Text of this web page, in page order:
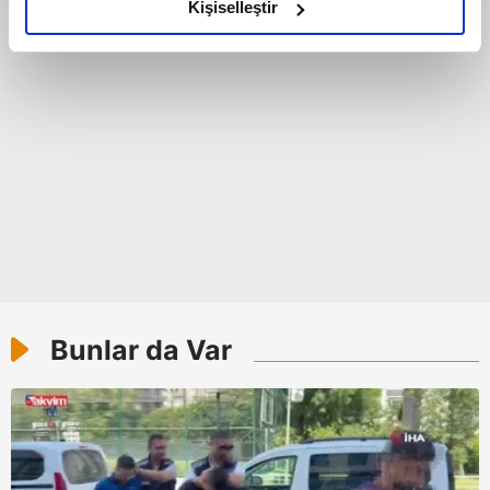
olduğunu ve sizlere en iyi içerikleri sunabilmek adına
elimizden gelen çabayı gösterdiğimizi ve bu noktada,
reklamların maliyetlerimizi karşılamak noktasında tek gelir
toplumu hizmetlerinin sunulması amacıyla
kılınması ve kişiselleştirilmesi ve sizlere yönelik
reklam/pazarlama faaliyetlerinin yapılması, amaçlarıyla
sınırlı olarak açık rızanız dahilinde kullanılacaktır.
Kişiselleştir
Bunlar da Var